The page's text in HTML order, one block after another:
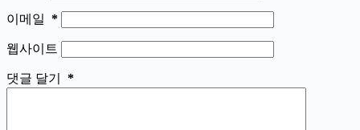
이메일 *
웹사이트
댓글 달기 *